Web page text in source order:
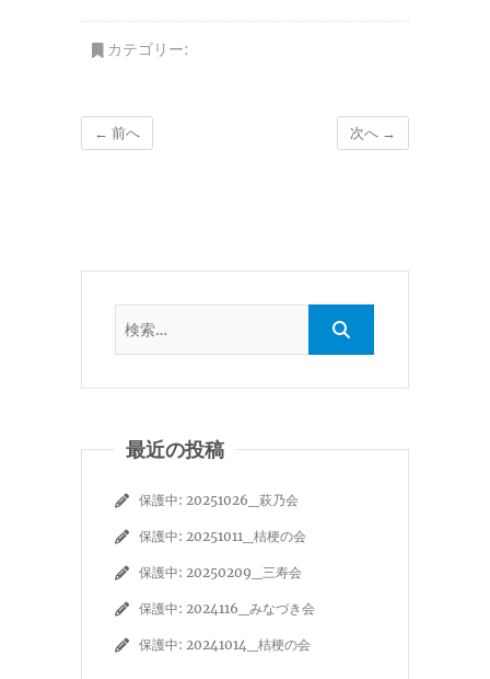
カテゴリー:
← 前へ 次へ →
最近の投稿
保護中: 20251026_萩乃会
保護中: 20251011_桔梗の会
保護中: 20250209_三寿会
保護中: 2024116_みなづき会
保護中: 20241014_桔梗の会